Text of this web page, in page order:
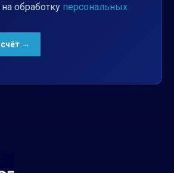
обработку персональных